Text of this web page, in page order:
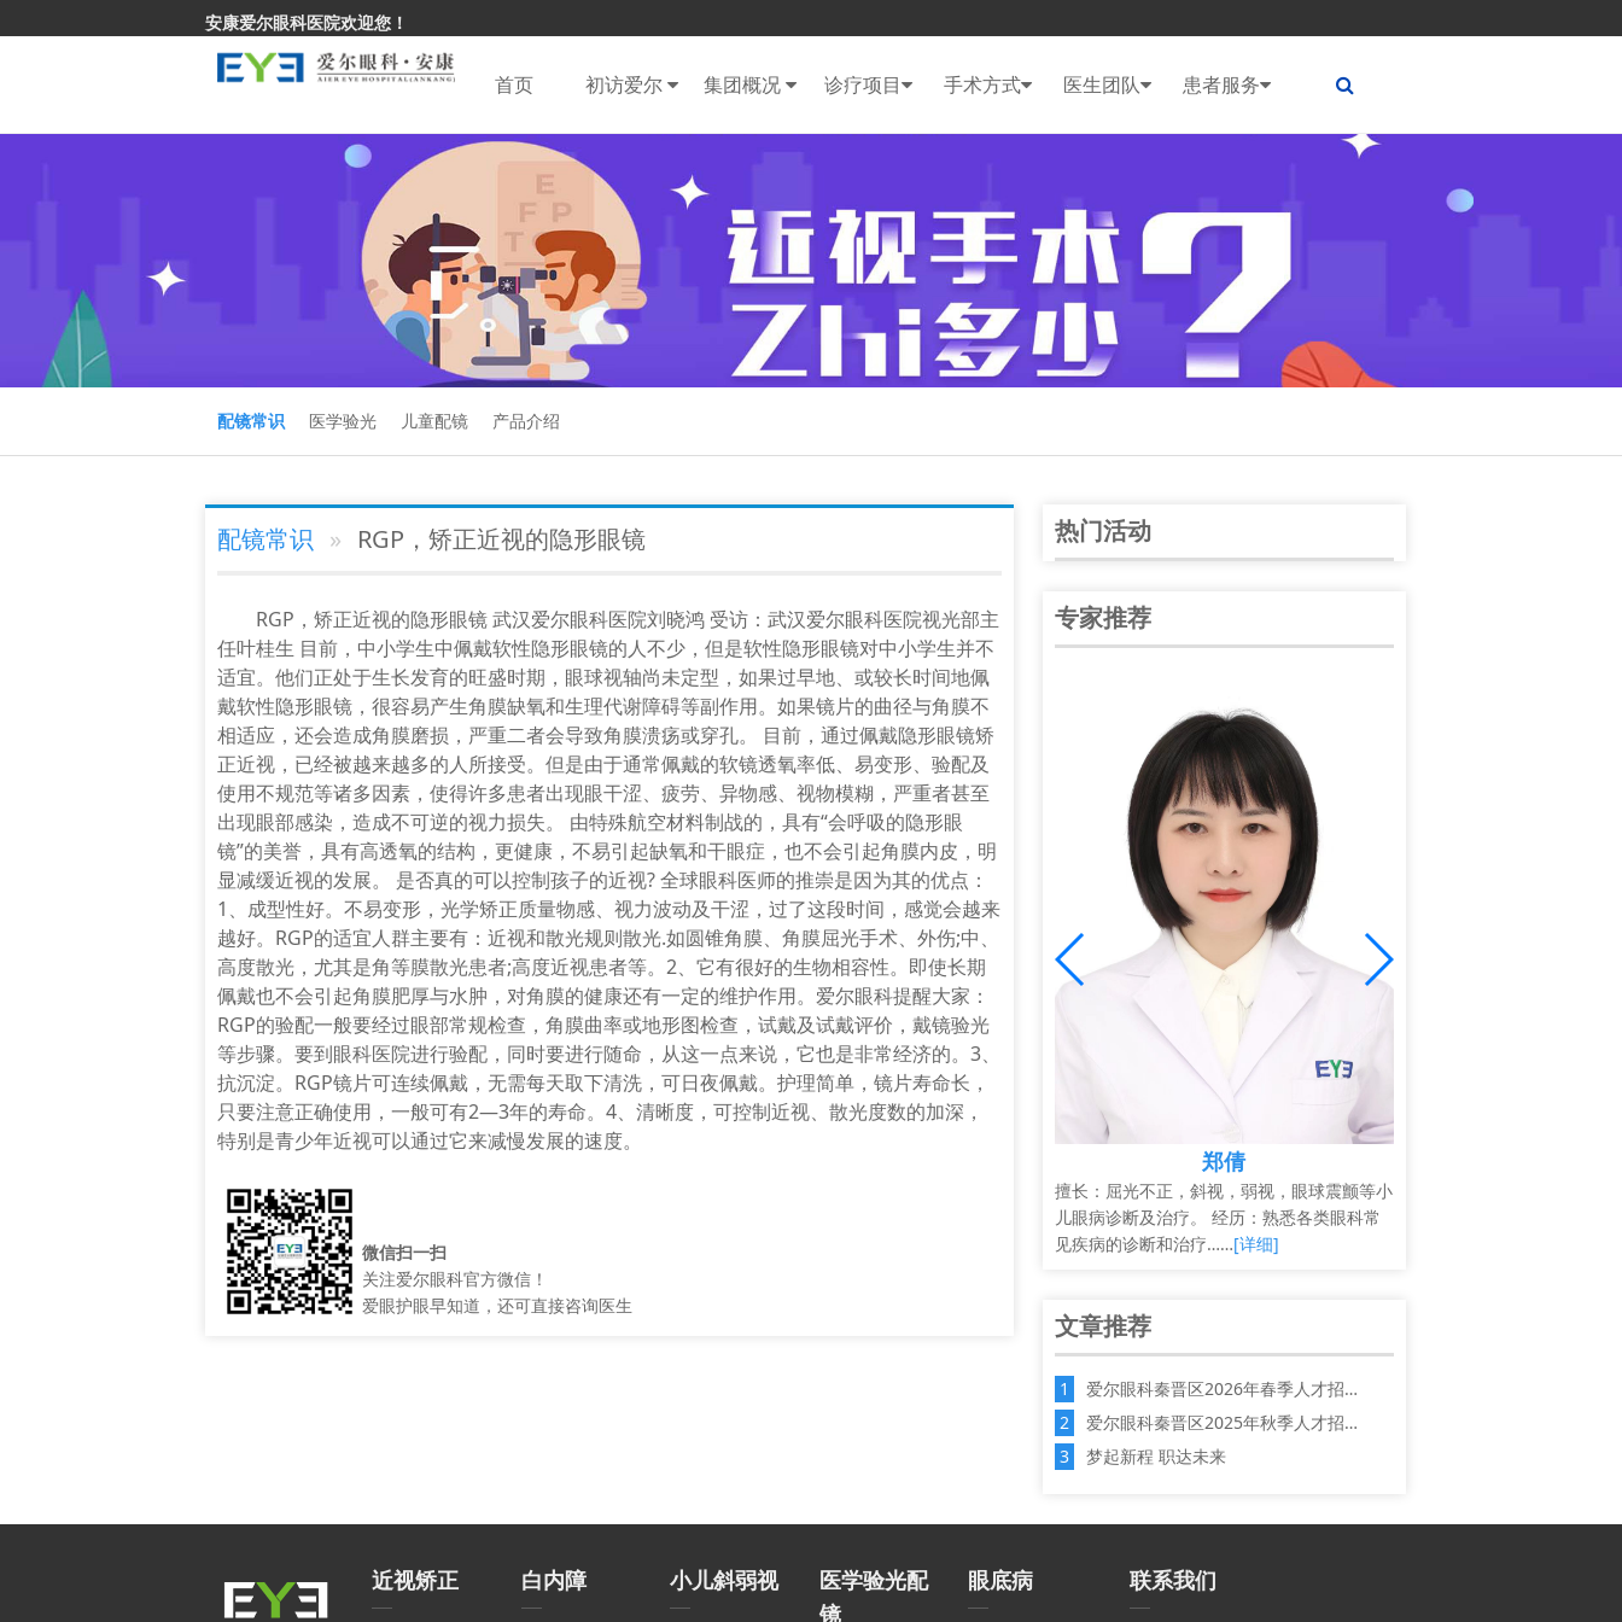
安康爱尔眼科医院欢迎您！
首页 初访爱尔 集团概况 诊疗项目 手术方式 医生团队 患者服务
配镜常识 医学验光 儿童配镜 产品介绍
配镜常识 RGP，矫正近视的隐形眼镜
RGP，矫正近视的隐形眼镜 武汉爱尔眼科医院刘晓鸿 受访：武汉爱尔眼科医院视光部主
任叶桂生 目前，中小学生中佩戴软性隐形眼镜的人不少，但是软性隐形眼镜对中小学生并不
适宜。他们正处于生长发育的旺盛时期，眼球视轴尚未定型，如果过早地、或较长时间地佩
戴软性隐形眼镜，很容易产生角膜缺氧和生理代谢障碍等副作用。如果镜片的曲径与角膜不
相适应，还会造成角膜磨损，严重二者会导致角膜溃疡或穿孔。 目前，通过佩戴隐形眼镜矫
正近视，已经被越来越多的人所接受。但是由于通常佩戴的软镜透氧率低、易变形、验配及
使用不规范等诸多因素，使得许多患者出现眼干涩、疲劳、异物感、视物模糊，严重者甚至
出现眼部感染，造成不可逆的视力损失。 由特殊航空材料制战的，具有“会呼吸的隐形眼
镜”的美誉，具有高透氧的结构，更健康，不易引起缺氧和干眼症，也不会引起角膜内皮，明
显减缓近视的发展。 是否真的可以控制孩子的近视? 全球眼科医师的推崇是因为其的优点：
1、成型性好。不易变形，光学矫正质量物感、视力波动及干涩，过了这段时间，感觉会越来
越好。RGP的适宜人群主要有：近视和散光规则散光.如圆锥角膜、角膜屈光手术、外伤;中、
高度散光，尤其是角等膜散光患者;高度近视患者等。2、它有很好的生物相容性。即使长期
佩戴也不会引起角膜肥厚与水肿，对角膜的健康还有一定的维护作用。爱尔眼科提醒大家：
RGP的验配一般要经过眼部常规检查，角膜曲率或地形图检查，试戴及试戴评价，戴镜验光
等步骤。要到眼科医院进行验配，同时要进行随命，从这一点来说，它也是非常经济的。3、
抗沉淀。RGP镜片可连续佩戴，无需每天取下清洗，可日夜佩戴。护理简单，镜片寿命长，
只要注意正确使用，一般可有2—3年的寿命。4、清晰度，可控制近视、散光度数的加深，
特别是青少年近视可以通过它来减慢发展的速度。
微信扫一扫
关注爱尔眼科官方微信！
爱眼护眼早知道，还可直接咨询医生
热门活动
专家推荐
谭中信
职务职称：安康爱尔眼科医院院长、副主任医
师 中华医学会眼科学会陕西分会会员；陕西
省医学会眼科分会青…… [详细]
谭中信
中华医学会眼科学会陕西分会会员；陕西省医
学会眼科分会青年委员；爱尔陕西省区白内障
学组副组长；全国大……[详细]
郑倩
擅长：屈光不正，斜视，弱视，眼球震颤等小
儿眼病诊断及治疗。 经历：熟悉各类眼科常
见疾病的诊断和治疗……[详细]
文章推荐
爱尔眼科秦晋区2026年春季人才招…
爱尔眼科秦晋区2025年秋季人才招…
梦起新程 职达未来
近视矫正 白内障 小儿斜弱视
医学验光配
镜
眼底病 联系我们